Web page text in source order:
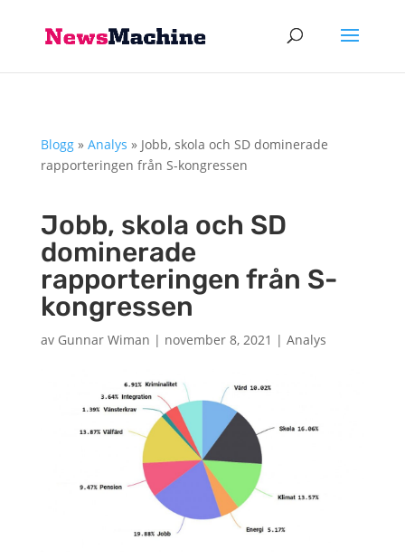
Blogg» Analys » Jobb, skola och SD dominerade
rapporteringen från S-kongressen
Jobb, skola och SD
dominerade
rapporteringen från S-
kongressen
av Gunnar Wiman | november 8, 2021 | Analys